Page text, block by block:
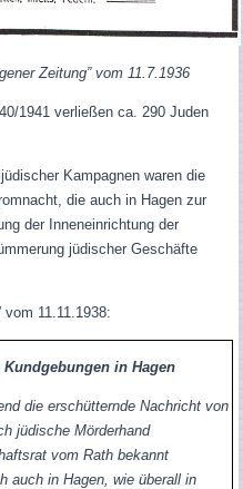
Zeitung” vom 11.7.1936
1941 verließen ca. 290 Juden
Kampagnen waren die
die auch in Hagen zur
der Inneneinrichtung der
jüdischer Geschäfte
vom 11.11.1938:
in Hagen
die erschütternde Nachricht von
jüdische Mörderhand
vom Rath bekannt
auch in Hagen, wie überall in